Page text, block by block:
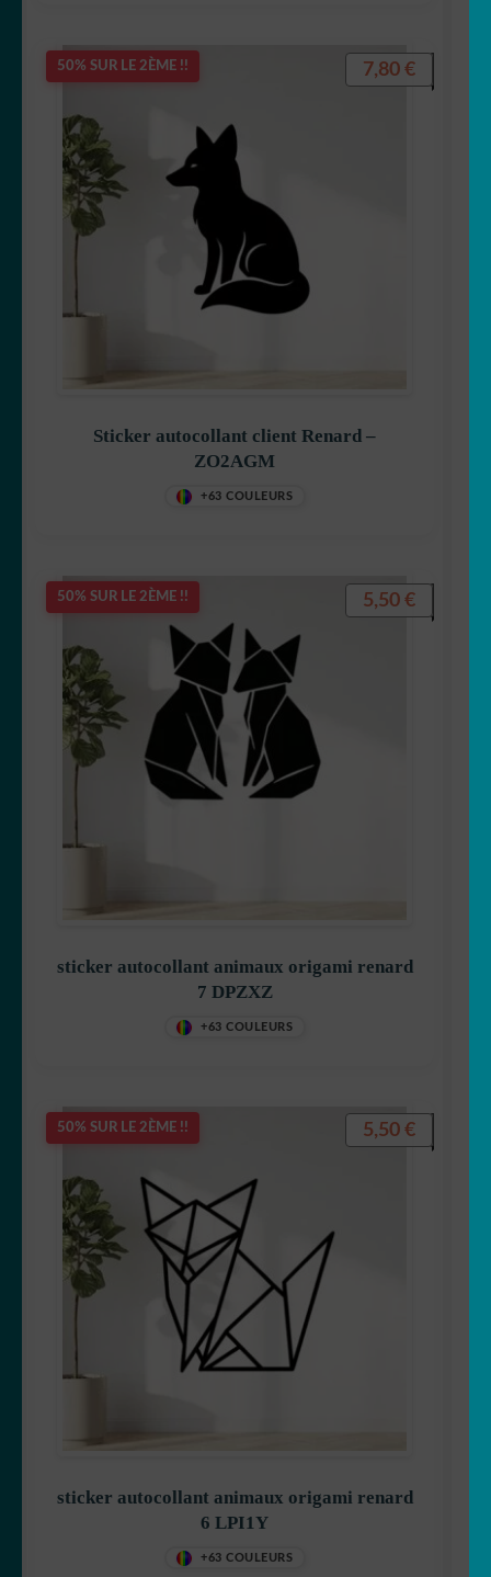
50% SUR LE 2ÈME !!
Sticker autocollant client Renard –
ZO2AGM
+63 COULEURS
7,80 €
50% SUR LE 2ÈME !!
sticker autocollant animaux origami renard
7 DPZXZ
+63 COULEURS
5,50 €
50% SUR LE 2ÈME !!
sticker autocollant animaux origami renard
6 LPI1Y
+63 COULEURS
5,50 €